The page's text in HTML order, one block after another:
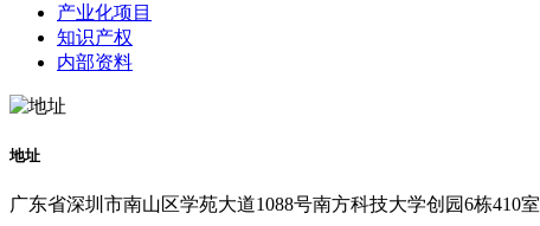
产业化项目
知识产权
内部资料
地址
广东省深圳市南山区学苑大道1088号南方科技大学创园6栋410室